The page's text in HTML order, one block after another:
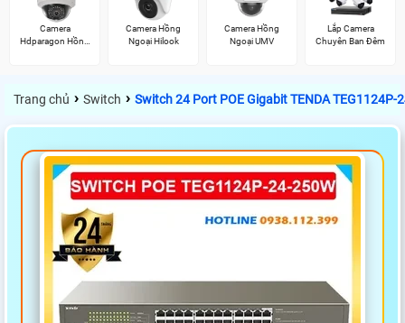
Camera
Hdparagon Hồng
Camera Hồng
Ngoại Hilook
Camera Hồng
Ngoại UMV
Lắp Camera
Chuyên Ban Đêm
Trang chủ › Switch › Switch 24 Port POE Gigabit TENDA TEG1124P-